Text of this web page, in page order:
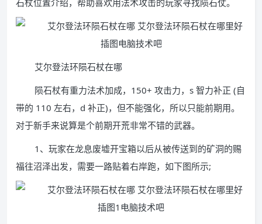
石杖位置介绍，帮助喜欢用法术攻击的玩家寻找陨石仗。
艾尔登法环陨石杖在哪
陨石杖有重力法术加成，150+ 攻击力，s 智力补正 (自
带的 110 左右，d 补正)，但不能强化，所以只能前期用。
对于新手来说算是个前期开荒非常不错的武器。
1、玩家在龙息废墟开宝箱以后从被传送到的矿洞的赐
福往沼泽出发，需要一路贴着右岸跑，如下图所示;